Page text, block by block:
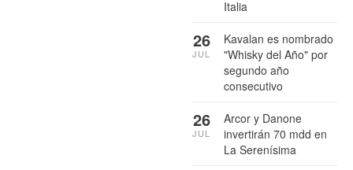
Italia
Kavalan es nombrado
"Whisky del Año" por
segundo año
consecutivo
26
JUL
Arcor y Danone
invertirán 70 mdd en
La Serenísima
26
JUL